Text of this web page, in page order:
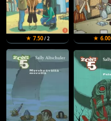
★ 7.50/ 2 ★ 6.00